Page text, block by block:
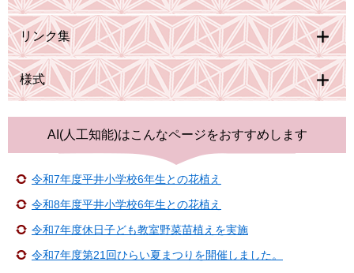
リンク集
様式
AI(人工知能)はこんなページをおすすめします
令和7年度平井小学校6年生との花植え
令和8年度平井小学校6年生との花植え
令和7年度休日子ども教室野菜苗植えを実施
令和7年度第21回ひらい夏まつりを開催しました。